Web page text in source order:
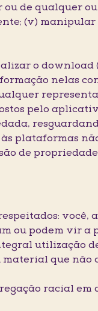
de qualquer
(v) manipular
o
nelas
pelo
plataformas
de
você, a
ou podem vir
utilização
que não
racial em